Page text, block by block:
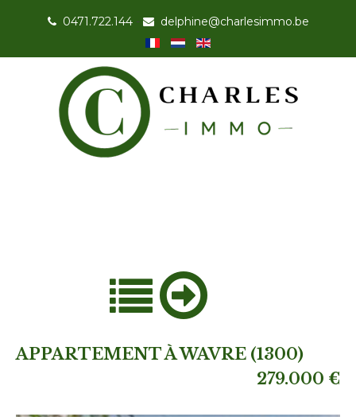
0471.722.144- delphine@charlesimmo.be
APPARTEMENT À WAVRE (1300)
279.000 €